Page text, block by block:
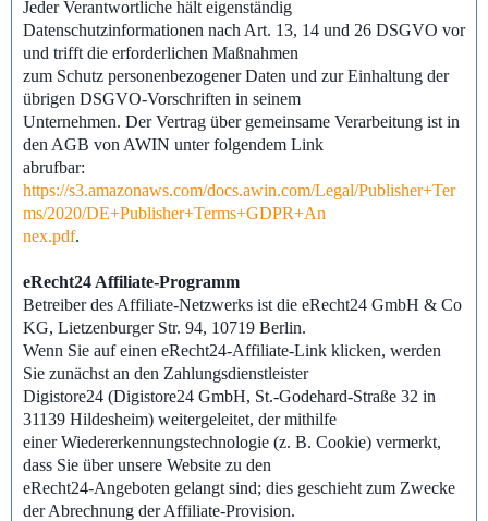
Jeder Verantwortliche hält eigenständig
Datenschutzinformationen nach Art. 13, 14 und 26 DSGVO vor
und trifft die erforderlichen Maßnahmen
zum Schutz personenbezogener Daten und zur Einhaltung der
übrigen DSGVO-Vorschriften in seinem
Unternehmen. Der Vertrag über gemeinsame Verarbeitung ist in
den AGB von AWIN unter folgendem Link
abrufbar:
https://s3.amazonaws.com/docs.awin.com/Legal/Publisher+Ter
ms/2020/DE+Publisher+Terms+GDPR+An
nex.pdf.
eRecht24 Affiliate-Programm
Betreiber des Affiliate-Netzwerks ist die eRecht24 GmbH & Co
KG, Lietzenburger Str. 94, 10719 Berlin.
Wenn Sie auf einen eRecht24-Affiliate-Link klicken, werden
Sie zunächst an den Zahlungsdienstleister
Digistore24 (Digistore24 GmbH, St.-Godehard-Straße 32 in
31139 Hildesheim) weitergeleitet, der mithilfe
einer Wiedererkennungstechnologie (z. B. Cookie) vermerkt,
dass Sie über unsere Website zu den
eRecht24-Angeboten gelangt sind; dies geschieht zum Zwecke
der Abrechnung der Affiliate-Provision.